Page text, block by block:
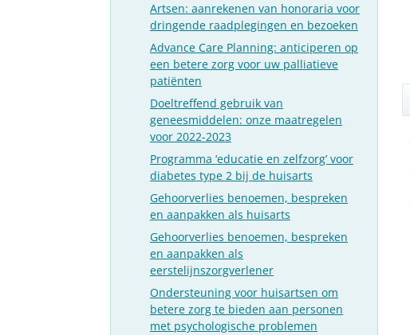
Artsen: aanrekenen van honoraria voor
dringende raadplegingen en bezoeken
Advance Care Planning: anticiperen op
een betere zorg voor uw palliatieve
patiënten
Doeltreffend gebruik van
geneesmiddelen: onze maatregelen
voor 2022-2023
Programma ‘educatie en zelfzorg’ voor
diabetes type 2 bij de huisarts
Gehoorverlies benoemen, bespreken
en aanpakken als huisarts
Gehoorverlies benoemen, bespreken
en aanpakken als
eerstelijnszorgverlener
Ondersteuning voor huisartsen om
betere zorg te bieden aan personen
met psychologische problemen